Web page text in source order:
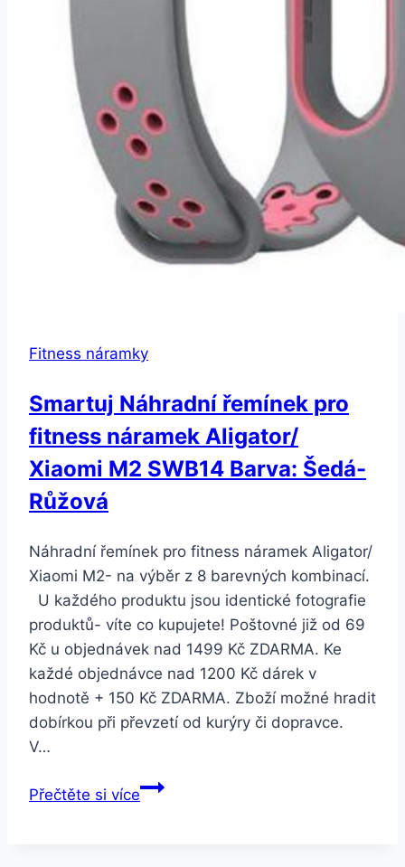
Fitness náramky
Smartuj Náhradní řemínek pro
fitness náramek Aligator/
Xiaomi M2 SWB14 Barva: Šedá-
Růžová
Náhradní řemínek pro fitness náramek Aligator/
Xiaomi M2- na výběr z 8 barevných kombinací.
U každého produktu jsou identické fotografie
produktů- víte co kupujete! Poštovné již od 69
Kč u objednávek nad 1499 Kč ZDARMA. Ke
každé objednávce nad 1200 Kč dárek v
hodnotě + 150 Kč ZDARMA. Zboží možné hradit
dobírkou při převzetí od kurýry či dopravce.
V…
Přečtěte si víceSmartuj